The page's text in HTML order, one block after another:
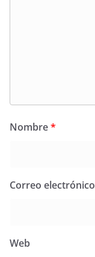
Nombre*
Correo electrónico
Web